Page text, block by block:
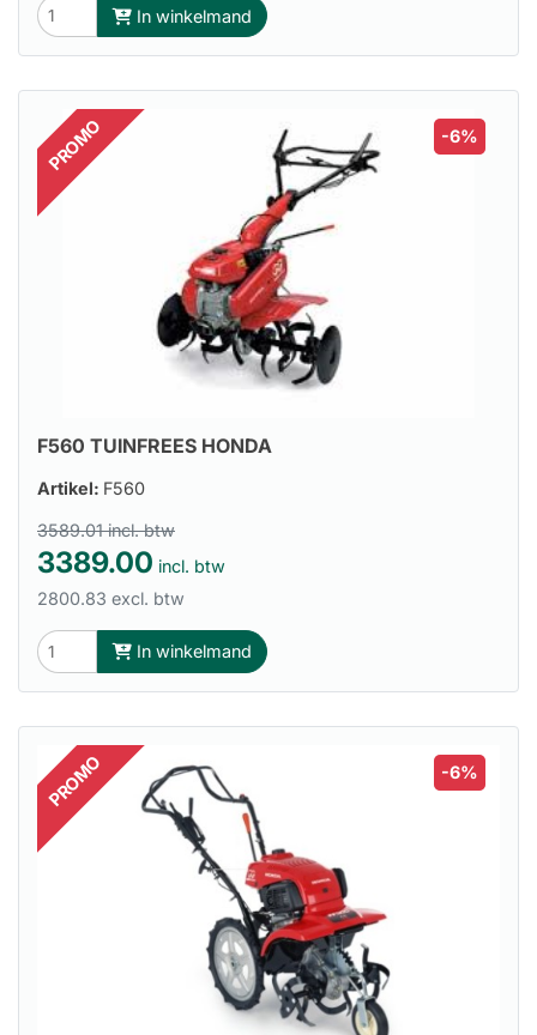
In winkelmand
PROMO -6%
F560 TUINFREES HONDA
Artikel: F560
3589.01 incl. btw
3389.00 incl. btw
2800.83 excl. btw
In winkelmand
PROMO -6%